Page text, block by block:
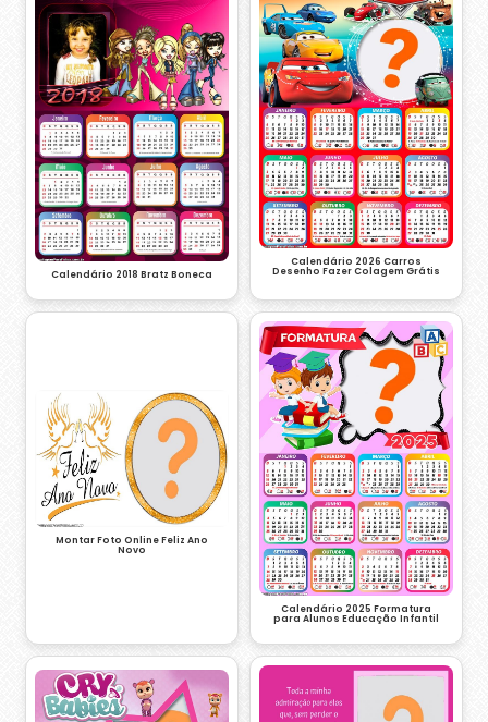
Calendário 2018 Bratz Boneca
Calendário 2026 Carros
Desenho Fazer Colagem Grátis
Montar Foto Online Feliz Ano
Novo
Calendário 2025 Formatura
para Alunos Educação Infantil